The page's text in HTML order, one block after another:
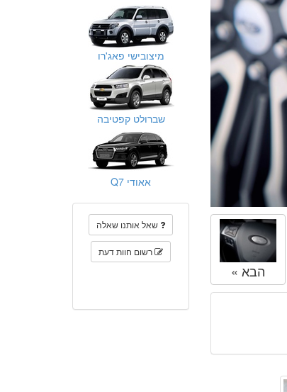
הבא »
מיצובישי פאג'רו
שברולט קפטיבה
אאודי Q7
שאל אותנו שאלה
רשום חוות דעת